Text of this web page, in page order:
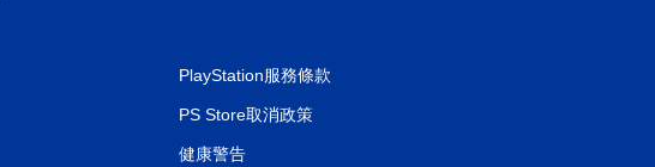
PlayStation服務條款
PS Store取消政策
健康警告